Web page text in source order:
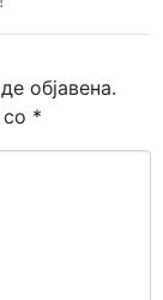
објавена.
*